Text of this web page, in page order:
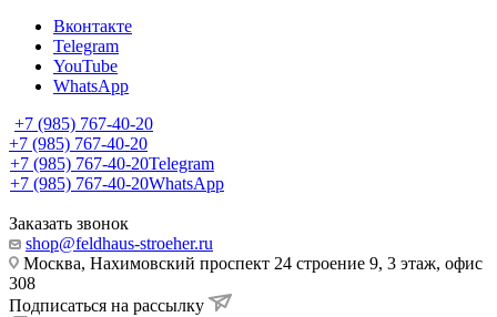
Вконтакте
Telegram
YouTube
WhatsApp
+7 (985) 767-40-20
+7 (985) 767-40-20
+7 (985) 767-40-20Telegram
+7 (985) 767-40-20WhatsApp
Заказать звонок
shop@feldhaus-stroeher.ru
Москва, Нахимовский проспект 24 строение 9, 3 этаж, офис
308
Подписаться на рассылку